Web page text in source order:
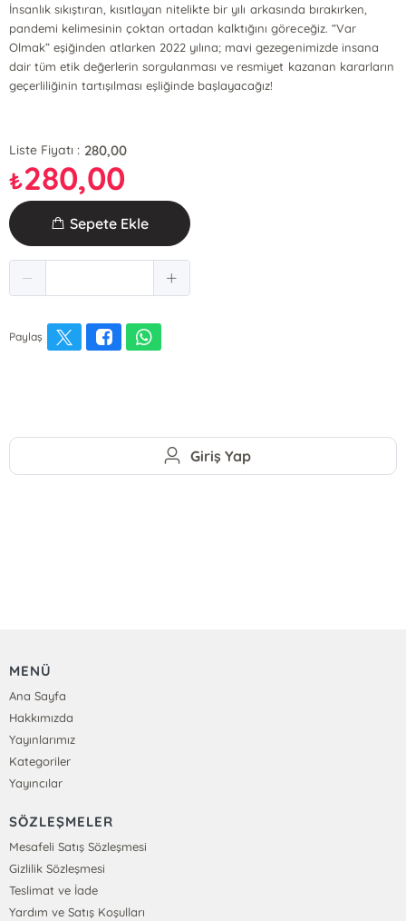
İnsanlık sıkıştıran, kısıtlayan nitelikte bir yılı arkasında bırakırken,
pandemi kelimesinin çoktan ortadan kalktığını göreceğiz. “Var
Olmak” eşiğinden atlarken 2022 yılına; mavi gezegenimizde insana
dair tüm etik değerlerin sorgulanması ve resmiyet kazanan kararların
geçerliliğinin tartışılması eşliğinde başlayacağız!
Liste Fiyatı : 280,00
₺280,00
Sepete Ekle
Paylaş
Giriş Yap
MENÜ
Ana Sayfa
Hakkımızda
Yayınlarımız
Kategoriler
Yayıncılar
SÖZLEŞMELER
Mesafeli Satış Sözleşmesi
Gizlilik Sözleşmesi
Teslimat ve İade
Yardım ve Satış Koşulları